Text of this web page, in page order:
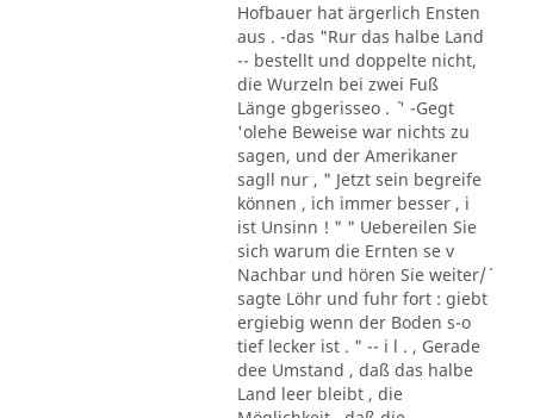
Hofbauer hat ärgerlich Ensten
aus . -das "Rur das halbe Land
-- bestellt und doppelte nicht,
die Wurzeln bei zwei Fuß
Länge gbgerisseo . ´ ' -Gegt
'olehe Beweise war nichts zu
sagen, und der Amerikaner
sagll nur , " Jetzt sein begreife
können , ich immer besser , i
ist Unsinn ! " " Uebereilen Sie
sich warum die Ernten se v
Nachbar und hören Sie weiter/´
sagte Löhr und fuhr fort : giebt
ergiebig wenn der Boden s-o
tief lecker ist . " -- i l . , Gerade
dee Umstand , daß das halbe
Land leer bleibt , die